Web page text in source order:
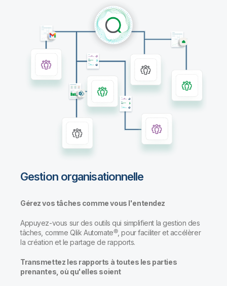
Gestion organisationnelle
Gérez vos tâches comme vous l'entendez
Appuyez-vous sur des outils qui simplifient la gestion des
tâches, comme Qlik Automate®, pour faciliter et accélèrer
la création et le partage de rapports.
Transmettez les rapports à toutes les parties
prenantes, où qu'elles soient